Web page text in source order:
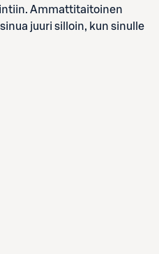
Ammattitaitoinen
juuri silloin, kun sinulle